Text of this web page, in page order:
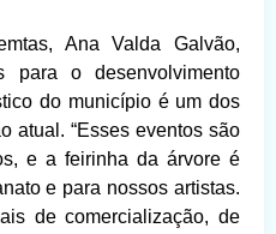
Ana Valda Galvão,
para o desenvolvimento
do município é um dos
atual. “Esses eventos são
e a feirinha da árvore é
e para nossos artistas.
de comercialização, de